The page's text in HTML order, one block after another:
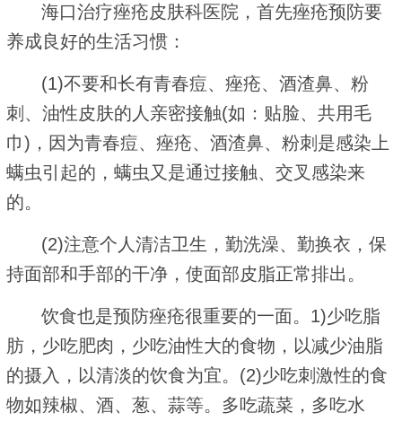
海口治疗痤疮皮肤科医院，首先痤疮预防要
养成良好的生活习惯：
(1)不要和长有青春痘、痤疮、酒渣鼻、粉
刺、油性皮肤的人亲密接触(如：贴脸、共用毛
巾)，因为青春痘、痤疮、酒渣鼻、粉刺是感染上
螨虫引起的，螨虫又是通过接触、交叉感染来
的。
(2)注意个人清洁卫生，勤洗澡、勤换衣，保
持面部和手部的干净，使面部皮脂正常排出。
饮食也是预防痤疮很重要的一面。1)少吃脂
肪，少吃肥肉，少吃油性大的食物，以减少油脂
的摄入，以清淡的饮食为宜。(2)少吃刺激性的食
物如辣椒、酒、葱、蒜等。多吃蔬菜，多吃水